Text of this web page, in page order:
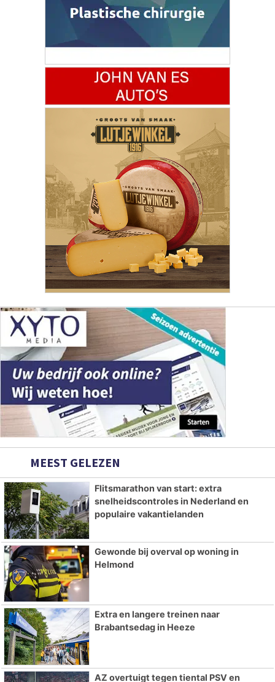
MEEST GELEZEN
Flitsmarathon van start: extra
snelheidscontroles in Nederland en
populaire vakantielanden
Gewonde bij overval op woning in
Helmond
Extra en langere treinen naar
Brabantsedag in Heeze
AZ overtuigt tegen tiental PSV en